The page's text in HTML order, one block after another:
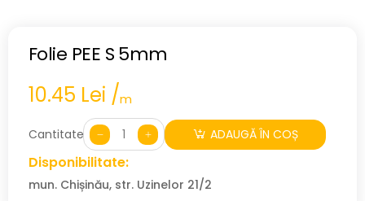
Folie PEE S 5mm
10.45 Lei /m
Cantitate: ADAUGĂ ÎN COȘ
Disponibilitate:
mun. Chișinău, str. Uzinelor 21/2